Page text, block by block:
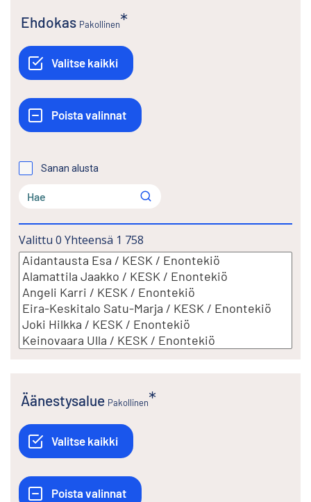
Ehdokas Pakollinen
Sanan alusta
Valittu 0 Yhteensä 1 758
Äänestysalue Pakollinen